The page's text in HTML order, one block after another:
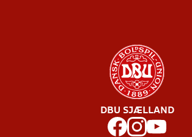
DBU SJÆLLAND